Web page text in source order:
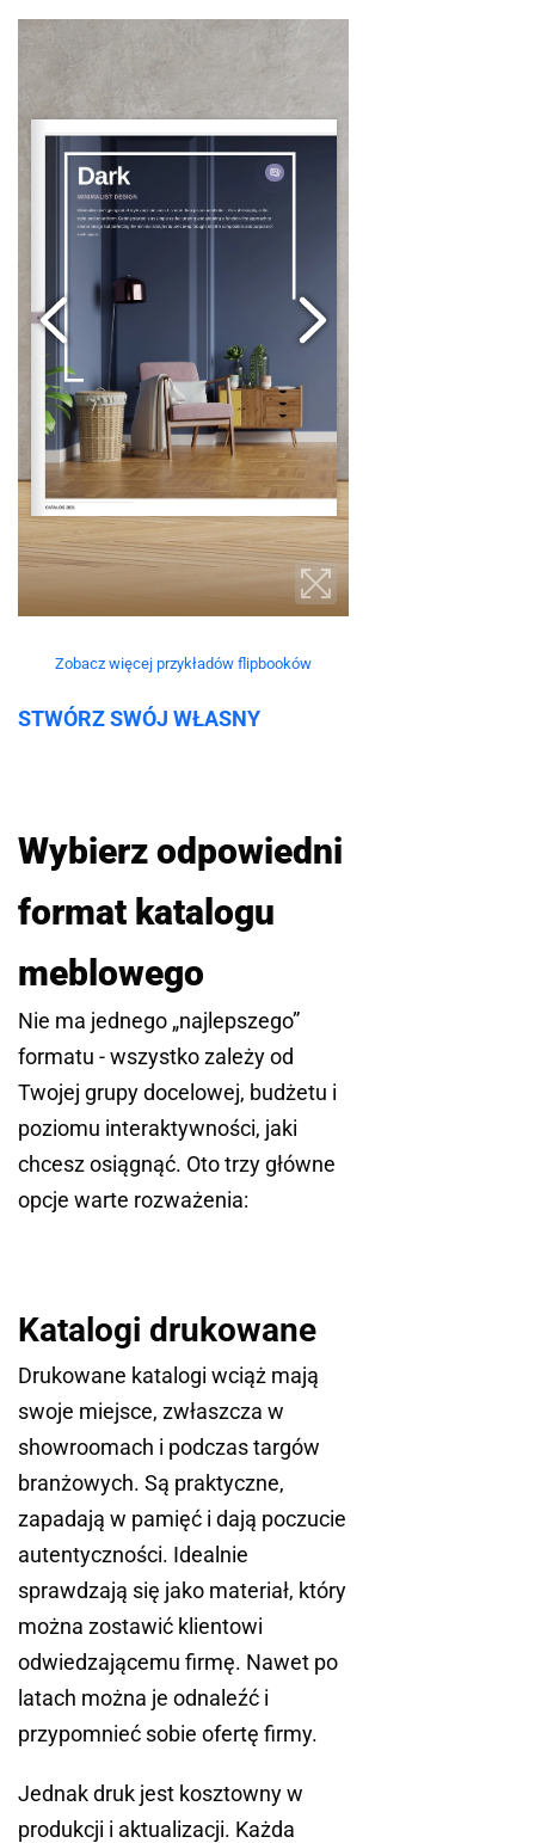
Zobacz więcej przykładów flipbooków
STWÓRZ SWÓJ WŁASNY
Wybierz odpowiedni
format katalogu
meblowego
Nie ma jednego „najlepszego”
formatu - wszystko zależy od
Twojej grupy docelowej, budżetu i
poziomu interaktywności, jaki
chcesz osiągnąć. Oto trzy główne
opcje warte rozważenia:
Katalogi drukowane
Drukowane katalogi wciąż mają
swoje miejsce, zwłaszcza w
showroomach i podczas targów
branżowych. Są praktyczne,
zapadają w pamięć i dają poczucie
autentyczności. Idealnie
sprawdzają się jako materiał, który
można zostawić klientowi
odwiedzającemu firmę. Nawet po
latach można je odnaleźć i
przypomnieć sobie ofertę firmy.
Jednak druk jest kosztowny w
produkcji i aktualizacji. Każda